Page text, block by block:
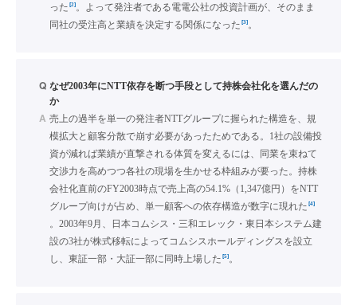
った [2]。よって発注者である電電公社の投資計画が、そのまま
同社の受注高と業績を決定する関係になった [3]。
Q なぜ2003年にNTT依存を断つ手段として持株会社化を選んだの
か
A 売上の過半を単一の発注者NTTグループに握られた構造を、規
模拡大と顧客分散で崩す必要があったためである。1社の設備投
資が減れば業績が直撃される体質を変えるには、同業を束ねて
交渉力を高めつつ各社の現場を生かせる枠組みが要った。持株
会社化直前のFY2003時点で売上高の54.1%（1,347億円）をNTT
グループ向けが占め、単一顧客への依存構造が数字に現れた [4]
。2003年9月、日本コムシス・三和エレック・東日本システム建
設の3社が株式移転によってコムシスホールディングスを設立
し、東証一部・大証一部に同時上場した [5]。